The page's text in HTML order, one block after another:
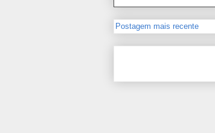
Postagem mais recente